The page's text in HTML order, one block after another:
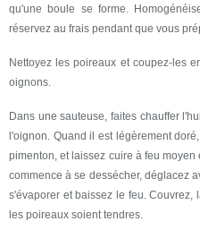
qu'une boule se forme.
réservez au frais pendant que vous
Nettoyez les poireaux et coupez-les
oignons.
Dans une sauteuse, faites chauffer
l'oignon. Quand il est légèrement
pimenton, et laissez cuire à feu
commence à se dessécher, déglacez
s'évaporer et baissez le feu.
les poireaux soient tendres.